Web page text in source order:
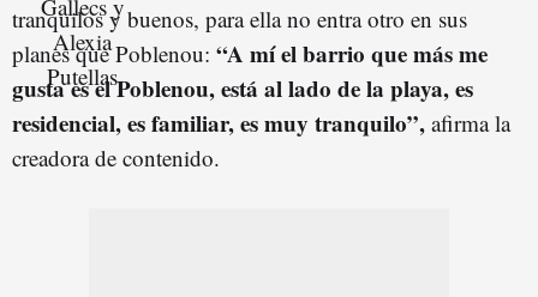
tranquilos y buenos, para ella no entra otro en sus
planes que Poblenou: “A mí el barrio que más me
gusta es el Poblenou, está al lado de la playa, es
residencial, es familiar, es muy tranquilo”, afirma la
creadora de contenido.